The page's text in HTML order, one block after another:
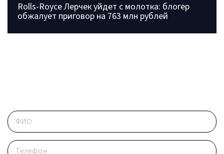
Rolls-Royce Лерчек уйдет с молотка: блогер
обжалует приговор на 763 млн рублей